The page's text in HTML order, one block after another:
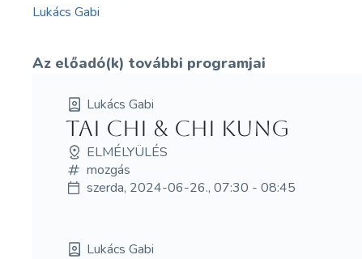
Lukács Gabi
Az előadó(k) további programjai
Lukács Gabi
Tai Chi & Chi kung
ELMÉLYÜLÉS
mozgás
szerda, 2024-06-26., 07:30 - 08:45
Lukács Gabi